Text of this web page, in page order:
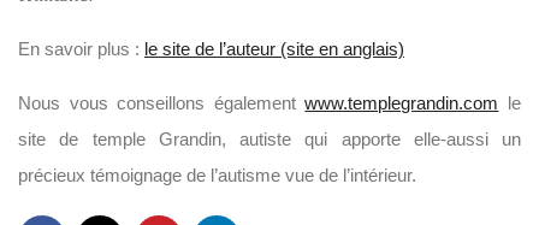
En savoir plus : le site de l’auteur (site en anglais)
Nous vous conseillons égalementwww.templegrandin.com le
site de temple Grandin, autiste qui apporte elle-aussi un
précieux témoignage de l’autisme vue de l’intérieur.